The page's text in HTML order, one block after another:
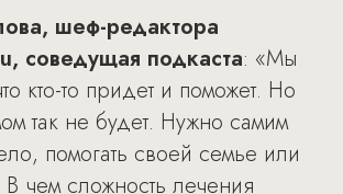
шеф-редактора
соведущая подкаста: «Мы
кто-то придет и поможет. Но
так не будет. Нужно самим
помогать своей семье или
чем сложность лечения